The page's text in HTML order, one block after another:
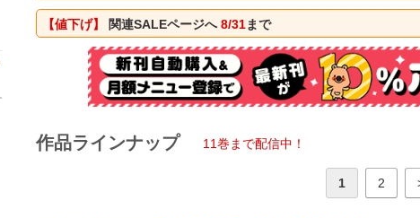
【値下げ】 関連SALEページへ8/31まで
作品ラインナップ 11巻まで配信中！
1 2